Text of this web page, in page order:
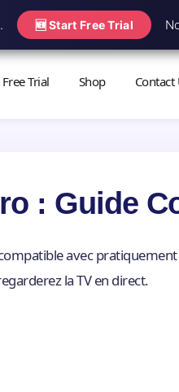
🆕 Start Free Trial
Trial Shop Contact
: Guide
avec
la TV en direct.